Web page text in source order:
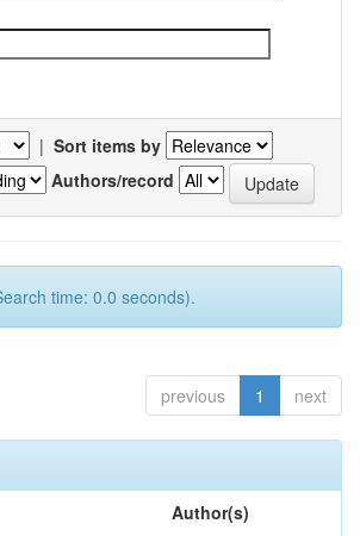
| Sort items by
Authors/record
time: 0.0 seconds).
previous 1 next
Author(s)